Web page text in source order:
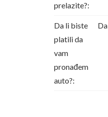
prelazite?:
Da li biste
platili da
vam
pronađem
auto?:
Da